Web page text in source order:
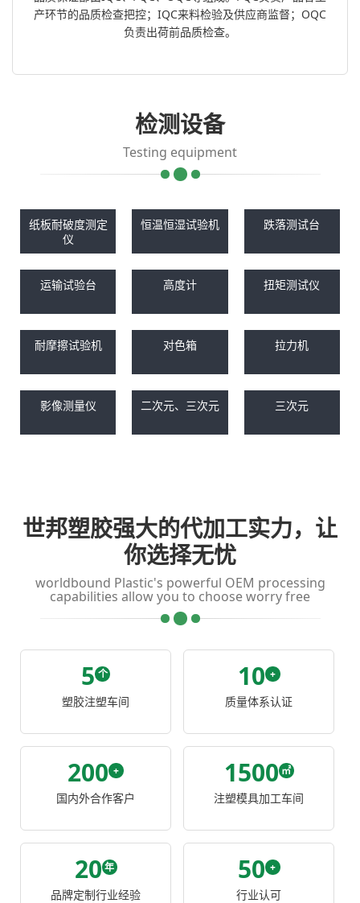
产环节的品质检查把控；IQC来料检验及供应商监督；OQC
负责出荷前品质检查。
检测设备
Testing equipment
纸板耐破度测定
仪
恒温恒湿试验机 跌落测试台
运输试验台 高度计 扭矩测试仪
耐摩擦试验机 对色箱 拉力机
影像测量仪 二次元、三次元 三次元
世邦塑胶强大的代加工实力，让
你选择无忧
worldbound Plastic's powerful OEM processing
capabilities allow you to choose worry free
5 个
塑胶注塑车间
10 +
质量体系认证
200 +
国内外合作客户
1500 ㎡
注塑模具加工车间
20 年
品牌定制行业经验
50 +
行业认可